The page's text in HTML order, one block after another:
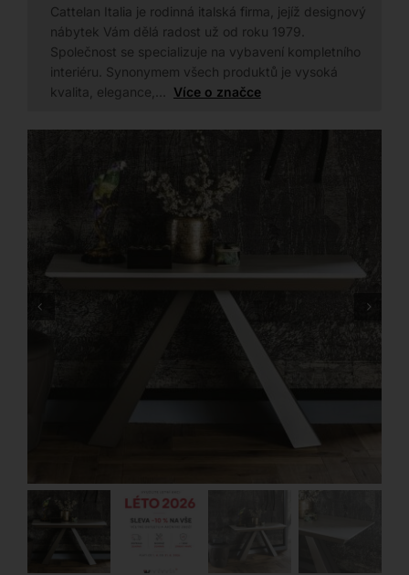
Cattelan Italia je rodinná italská firma, jejíž designový
nábytek Vám dělá radost už od roku 1979.
Společnost se specializuje na vybavení kompletního
interiéru. Synonymem všech produktů je vysoká
kvalita, elegance,… Více o značce